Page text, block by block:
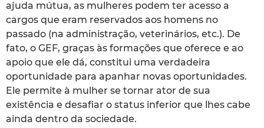
ajuda mútua, as mulheres podem ter acesso a
cargos que eram reservados aos homens no
passado (na administração, veterinários, etc.). De
fato, o GEF, graças às formações que oferece e ao
apoio que ele dá, constitui uma verdadeira
oportunidade para apanhar novas oportunidades.
Ele permite à mulher se tornar ator de sua
existência e desafiar o status inferior que lhes cabe
ainda dentro da sociedade.